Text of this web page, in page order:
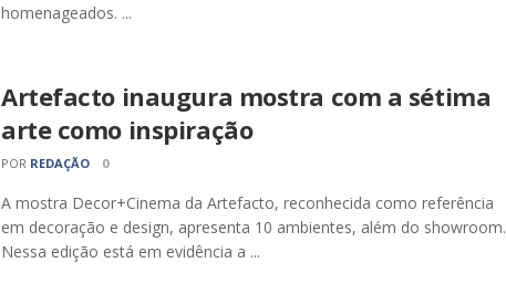
homenageados. ...
Artefacto inaugura mostra com a sétima
arte como inspiração
POR REDAÇÃO 0
A mostra Decor+Cinema da Artefacto, reconhecida como referência
em decoração e design, apresenta 10 ambientes, além do showroom.
Nessa edição está em evidência a ...